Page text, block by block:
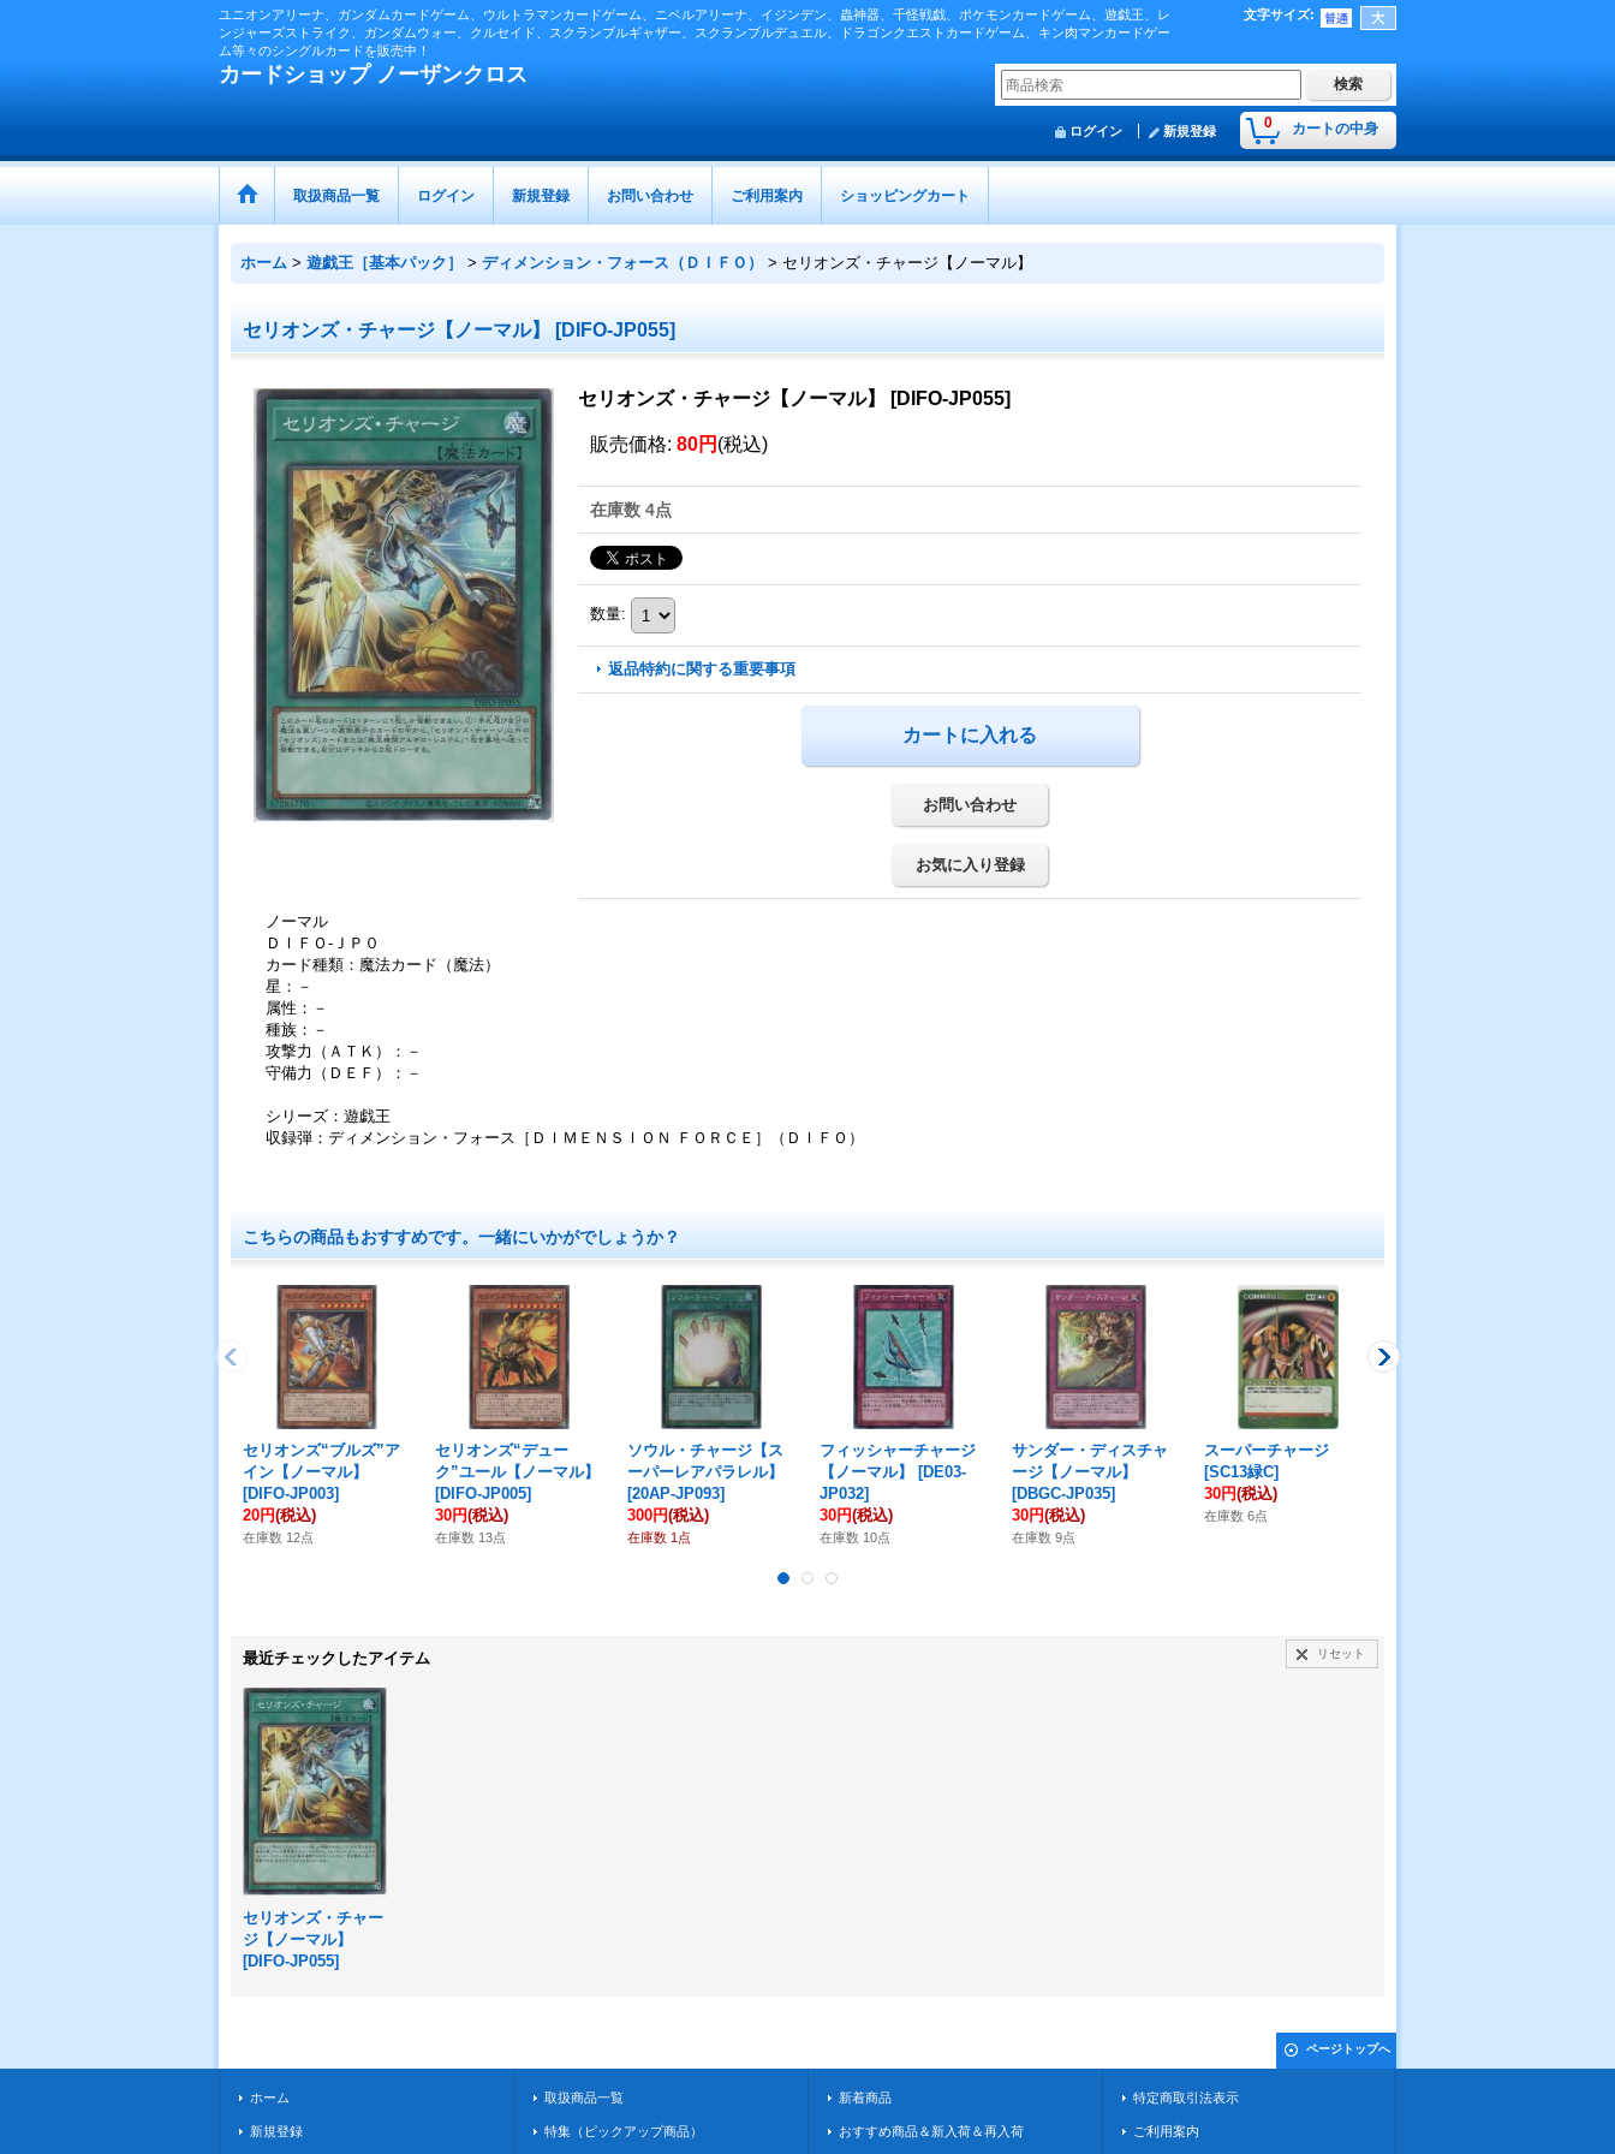
ユニオンアリーナ、ガンダムカードゲーム、ウルトラマンカードゲーム、ニベルアリーナ、イジンデン、蟲神器、千怪戦戯、ポケモンカードゲーム、遊戯王、レ
ンジャーズストライク、ガンダムウォー、クルセイド、スクランブルギャザー、スクランブルデュエル、ドラゴンクエストカードゲーム、キン肉マンカードゲー
ム等々のシングルカードを販売中！
文字サイズ:
カードショップ ノーザンクロス
0 カートの中身
ログイン 新規登録
取扱商品一覧 ログイン 新規登録 お問い合わせ ご利用案内 ショッピングカート
ホーム > 遊戯王［基本パック］ > ディメンション・フォース（ＤＩＦＯ） > セリオンズ・チャージ【ノーマル】
セリオンズ・チャージ【ノーマル】 [DIFO-JP055]
セリオンズ・チャージ【ノーマル】 [DIFO-JP055]
販売価格: 80円 (税込)
在庫数 4点
数量:
返品特約に関する重要事項
お問い合わせ
お気に入り登録
ノーマル
ＤＩＦＯ-ＪＰ０
カード種類：魔法カード（魔法）
星：－
属性：－
種族：－
攻撃力（ＡＴＫ）：－
守備力（ＤＥＦ）：－
シリーズ：遊戯王
収録弾：ディメンション・フォース［ＤＩＭＥＮＳＩＯＮ ＦＯＲＣＥ］（ＤＩＦＯ）
こちらの商品もおすすめです。一緒にいかがでしょうか？
セリオンズ“ブルズ”ア
イン【ノーマル】
[DIFO-JP003]
20円(税込)
在庫数 12点
セリオンズ“デュー
ク”ユール【ノーマル】
[DIFO-JP005]
30円(税込)
在庫数 13点
ソウル・チャージ【ス
ーパーレアパラレル】
[20AP-JP093]
300円(税込)
在庫数 1点
フィッシャーチャージ
【ノーマル】
[DE03-
JP032]
30円(税込)
在庫数 10点
サンダー・ディスチャ
ージ【ノーマル】
[DBGC-JP035]
30円(税込)
在庫数 9点
スーパーチャージ
[SC13緑C]
30円(税込)
在庫数 6点
最近チェックしたアイテム リセット
セリオンズ・チャー
ジ【ノーマル】
[DIFO-JP055]
ページトップへ
ホーム
新規登録
取扱商品一覧
特集（ピックアップ商品）
新着商品
おすすめ商品＆新入荷＆再入荷
特定商取引法表示
ご利用案内